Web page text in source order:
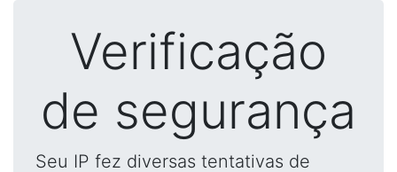
Verificação
de segurança
Seu IP fez diversas tentativas de